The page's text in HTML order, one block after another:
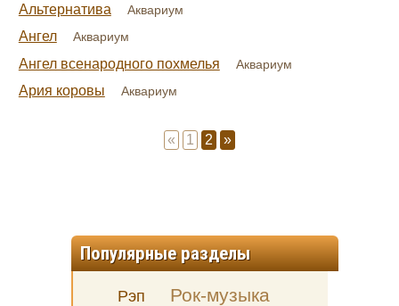
Альтернатива Аквариум
Ангел Аквариум
Ангел всенародного похмелья Аквариум
Ария коровы Аквариум
« 1 2 »
Популярные разделы
Рэп Рок-музыка